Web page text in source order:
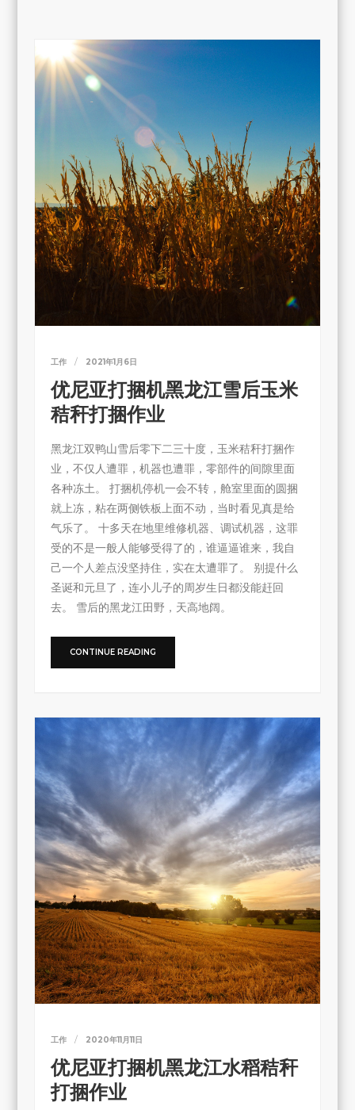
工作 2021年1月6日
优尼亚打捆机黑龙江雪后玉米
秸秆打捆作业
黑龙江双鸭山雪后零下二三十度，玉米秸秆打捆作
业，不仅人遭罪，机器也遭罪，零部件的间隙里面
各种冻土。 打捆机停机一会不转，舱室里面的圆捆
就上冻，粘在两侧铁板上面不动，当时看见真是给
气乐了。 十多天在地里维修机器、调试机器，这罪
受的不是一般人能够受得了的，谁逼逼谁来，我自
己一个人差点没坚持住，实在太遭罪了。 别提什么
圣诞和元旦了，连小儿子的周岁生日都没能赶回
去。 雪后的黑龙江田野，天高地阔。
CONTINUE READING
工作 2020年11月11日
优尼亚打捆机黑龙江水稻秸秆
打捆作业